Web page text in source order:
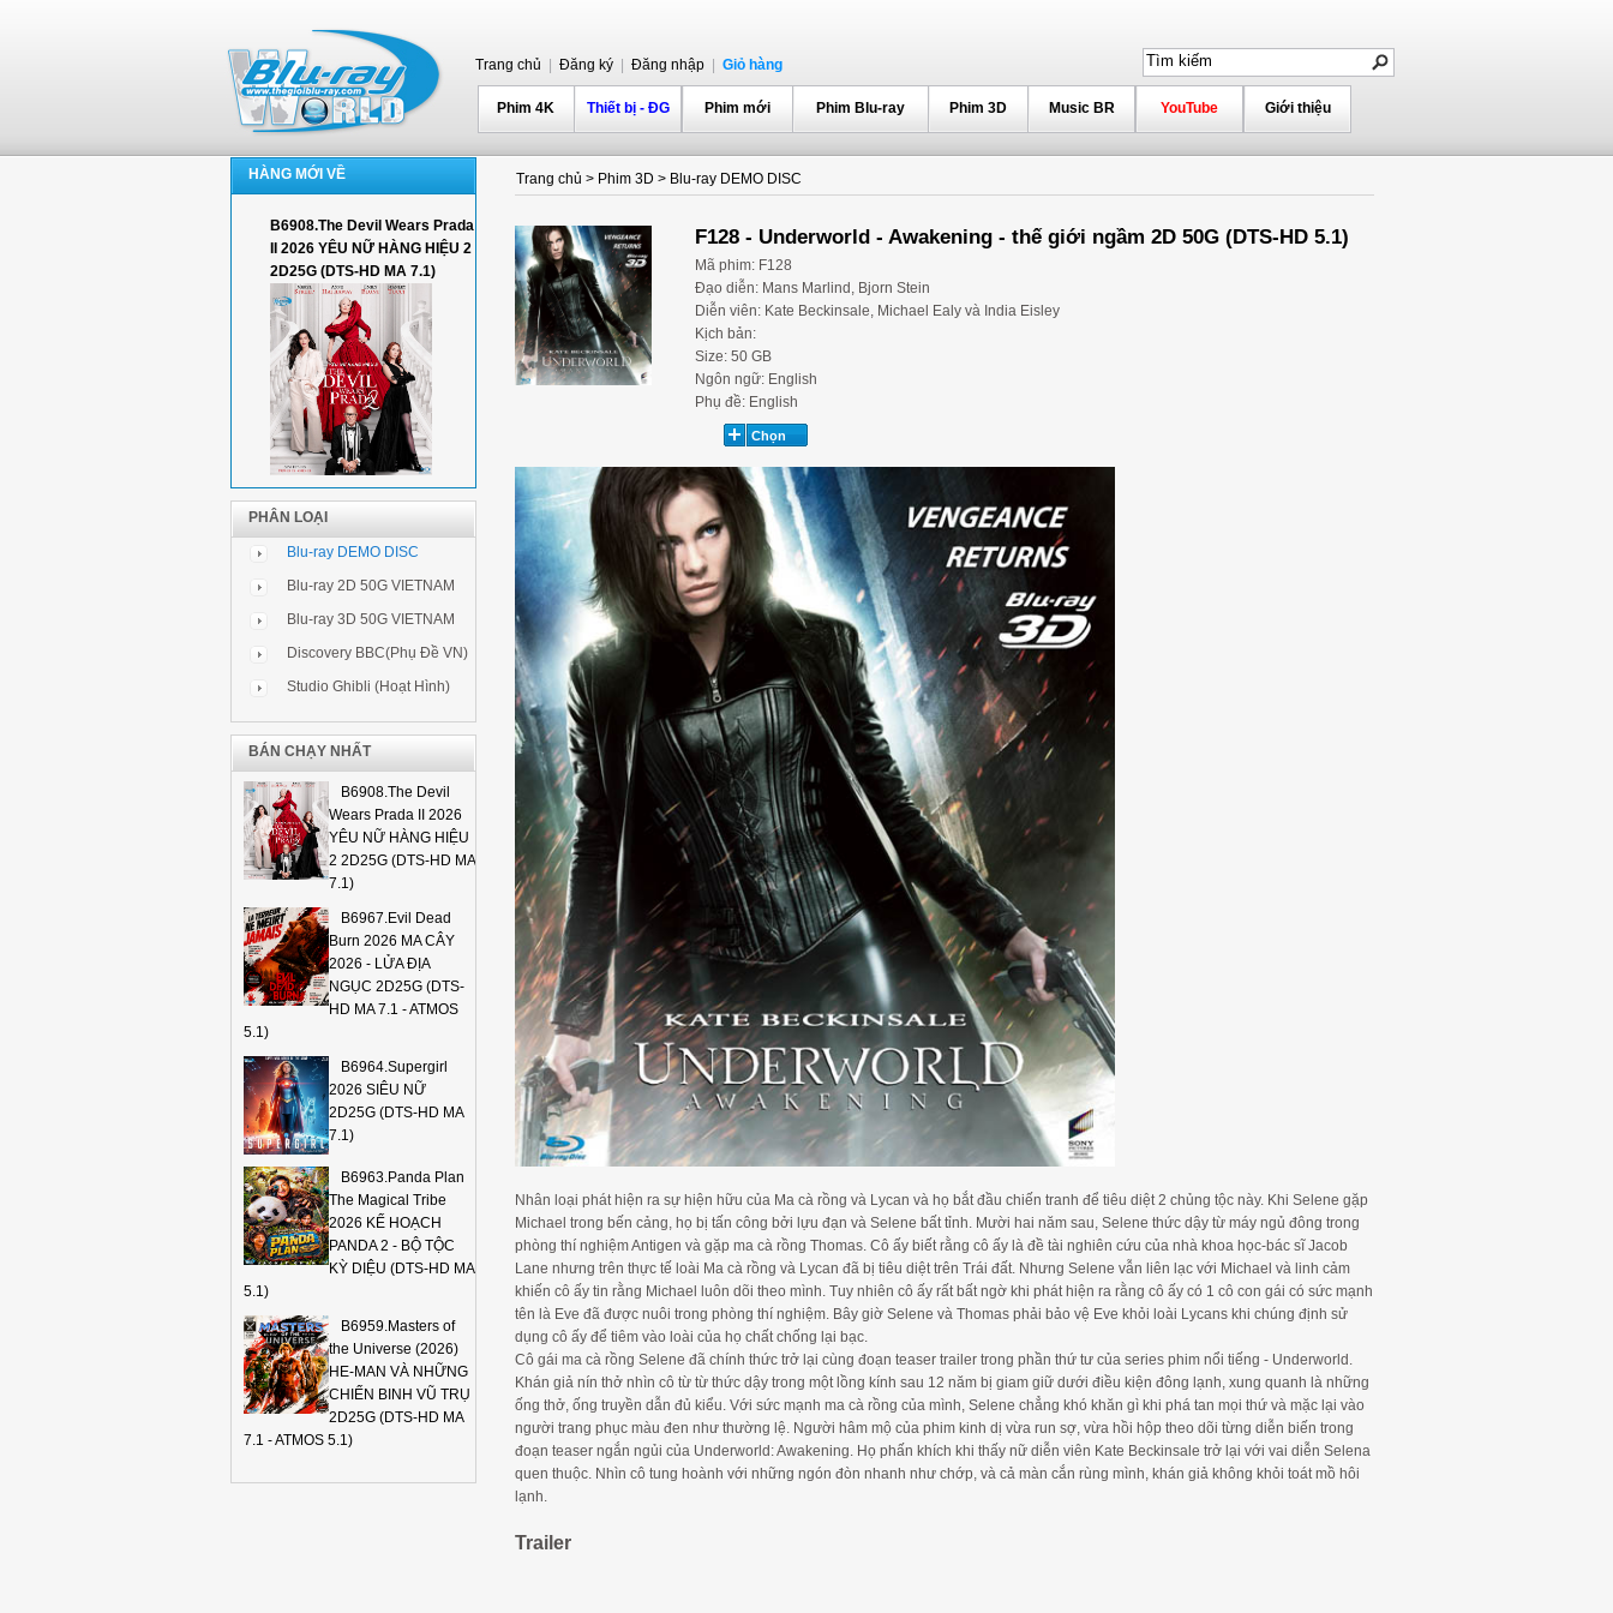
Trang chủ Đăng ký Đăng nhập Giỏ hàng
Phim 4K Thiết bị - ĐG Phim mới Phim Blu-ray Phim 3D Music BR YouTube Giới thiệu
HÀNG MỚI VỀ
B6908.The Devil Wears Prada
II 2026 YÊU NỮ HÀNG HIỆU 2
2D25G (DTS-HD MA 7.1)
PHÂN LOẠI
Blu-ray DEMO DISC
Blu-ray 2D 50G VIETNAM
Blu-ray 3D 50G VIETNAM
Discovery BBC(Phụ Đề VN)
Studio Ghibli (Hoạt Hình)
BÁN CHẠY NHẤT
B6908.The Devil
Wears Prada II 2026
YÊU NỮ HÀNG HIỆU
2 2D25G (DTS-HD MA
7.1)
B6967.Evil Dead
Burn 2026 MA CÂY
2026 - LỬA ĐỊA
NGỤC 2D25G (DTS-
HD MA 7.1 - ATMOS
5.1)
B6964.Supergirl
2026 SIÊU NỮ
2D25G (DTS-HD MA
7.1)
B6963.Panda Plan
The Magical Tribe
2026 KẾ HOẠCH
PANDA 2 - BỘ TỘC
KỲ DIỆU (DTS-HD MA
5.1)
B6959.Masters of
the Universe (2026)
HE-MAN VÀ NHỮNG
CHIẾN BINH VŨ TRỤ
2D25G (DTS-HD MA
7.1 - ATMOS 5.1)
Trang chủ > Phim 3D > Blu-ray DEMO DISC
F128 - Underworld - Awakening - thế giới ngầm 2D 50G (DTS-HD 5.1)
Mã phim: F128
Đạo diễn: Mans Marlind, Bjorn Stein
Diễn viên: Kate Beckinsale, Michael Ealy và India Eisley
Kịch bản:
Size: 50 GB
Ngôn ngữ: English
Phụ đề: English
Nhân loại phát hiện ra sự hiện hữu của Ma cà rồng và Lycan và họ bắt đầu chiến tranh để tiêu diệt 2 chủng tộc này. Khi Selene gặp
Michael trong bến cảng, họ bị tấn công bởi lựu đạn và Selene bất tỉnh. Mười hai năm sau, Selene thức dậy từ máy ngủ đông trong
phòng thí nghiệm Antigen và gặp ma cà rồng Thomas. Cô ấy biết rằng cô ấy là đề tài nghiên cứu của nhà khoa học-bác sĩ Jacob
Lane nhưng trên thực tế loài Ma cà rồng và Lycan đã bị tiêu diệt trên Trái đất. Nhưng Selene vẫn liên lạc với Michael và linh cảm
khiến cô ấy tin rằng Michael luôn dõi theo mình. Tuy nhiên cô ấy rất bất ngờ khi phát hiện ra rằng cô ấy có 1 cô con gái có sức mạnh
tên là Eve đã được nuôi trong phòng thí nghiệm. Bây giờ Selene và Thomas phải bảo vệ Eve khỏi loài Lycans khi chúng định sử
dụng cô ấy để tiêm vào loài của họ chất chống lại bạc.
Cô gái ma cà rồng Selene đã chính thức trở lại cùng đoạn teaser trailer trong phần thứ tư của series phim nổi tiếng - Underworld.
Khán giả nín thở nhìn cô từ từ thức dậy trong một lồng kính sau 12 năm bị giam giữ dưới điều kiện đông lạnh, xung quanh là những
ống thở, ống truyền dẫn đủ kiểu. Với sức mạnh ma cà rồng của mình, Selene chẳng khó khăn gì khi phá tan mọi thứ và mặc lại vào
người trang phục màu đen như thường lệ. Người hâm mộ của phim kinh dị vừa run sợ, vừa hồi hộp theo dõi từng diễn biến trong
đoạn teaser ngắn ngủi của Underworld: Awakening. Họ phấn khích khi thấy nữ diễn viên Kate Beckinsale trở lại với vai diễn Selena
quen thuộc. Nhìn cô tung hoành với những ngón đòn nhanh như chớp, và cả màn cắn rùng mình, khán giả không khỏi toát mồ hôi
lạnh.
Trailer